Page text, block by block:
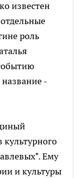
известен
роль
-
культурного
Ему
и культуры